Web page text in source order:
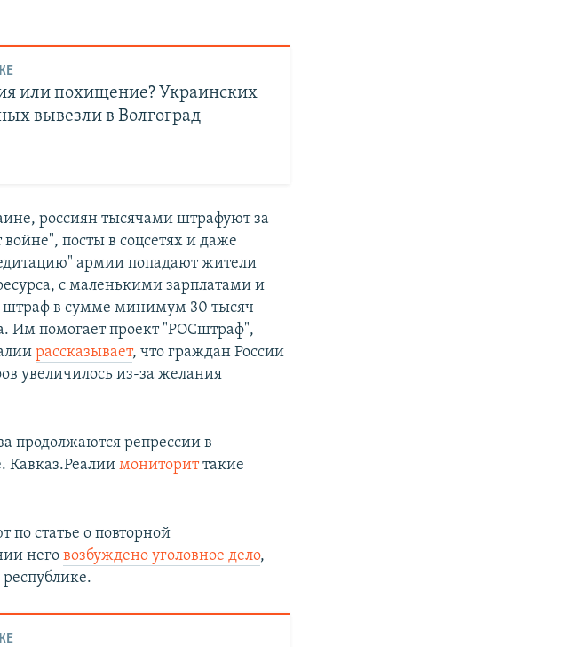
или похищение? Украинских
вывезли в Волгоград
россиян тысячами штрафуют за
посты в соцсетях и даже
армии попадают жители
с маленькими зарплатами и
в сумме минимум 30 тысяч
Им помогает проект "РОСштраф",
рассказывает, что граждан России
увеличилось из-за желания
продолжаются репрессии в
Кавказ.Реалиимониториттакие
статье о повторной
неговозбуждено уголовное дело,